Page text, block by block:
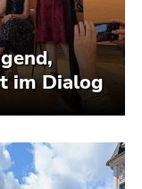
im Dialog